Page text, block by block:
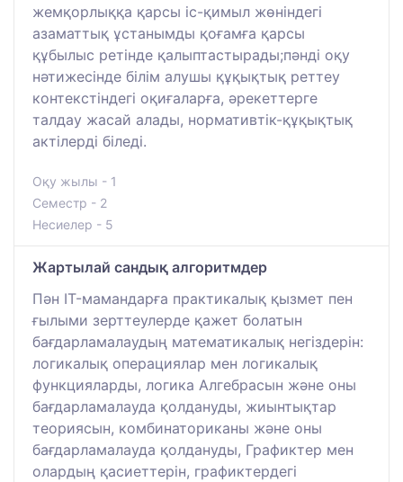
жемқорлыққа қарсы іс-қимыл жөніндегі
азаматтық ұстанымды қоғамға қарсы
құбылыс ретінде қалыптастырады;пәнді оқу
нәтижесінде білім алушы құқықтық реттеу
контекстіндегі оқиғаларға, әрекеттерге
талдау жасай алады, нормативтік-құқықтық
актілерді біледі.
Оқу жылы - 1
Семестр - 2
Несиелер - 5
Жартылай сандық алгоритмдер
Пән IT-мамандарға практикалық қызмет пен
ғылыми зерттеулерде қажет болатын
бағдарламалаудың математикалық негіздерін:
логикалық операциялар мен логикалық
функцияларды, логика Алгебрасын және оны
бағдарламалауда қолдануды, жиынтықтар
теориясын, комбинаториканы және оны
бағдарламалауда қолдануды, Графиктер мен
олардың қасиеттерін, графиктердегі